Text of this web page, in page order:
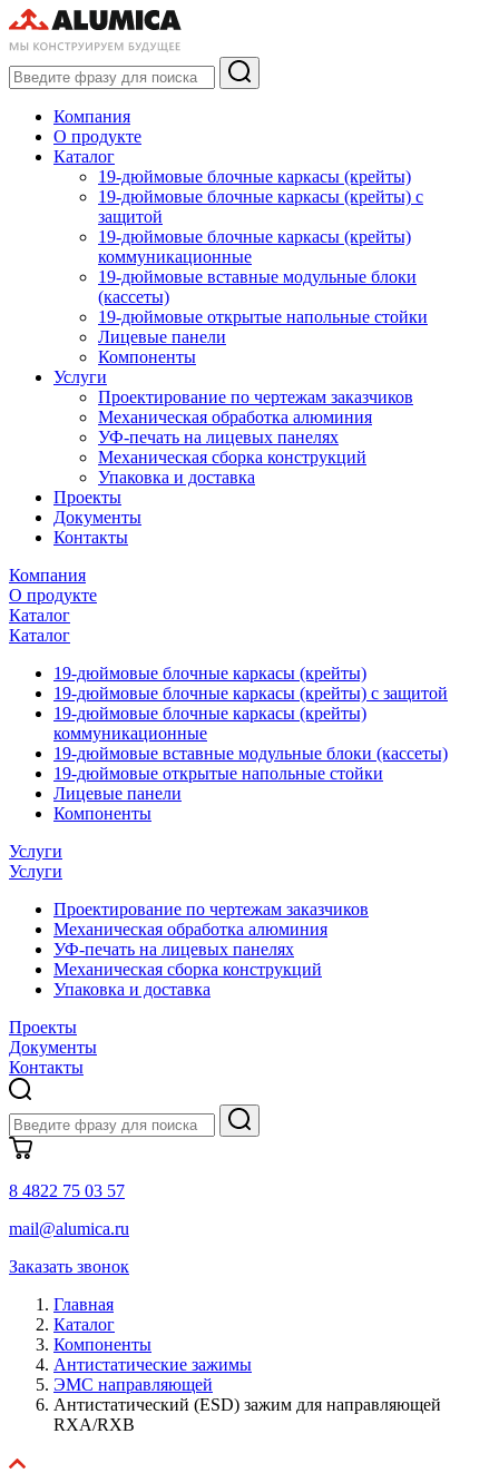
Компания
О продукте
Каталог
19-дюймовые блочные каркасы (крейты)
19-дюймовые блочные каркасы (крейты) с
защитой
19-дюймовые блочные каркасы (крейты)
коммуникационные
19-дюймовые вставные модульные блоки
(кассеты)
19-дюймовые открытые напольные стойки
Лицевые панели
Компоненты
Услуги
Проектирование по чертежам заказчиков
Механическая обработка алюминия
УФ-печать на лицевых панелях
Механическая сборка конструкций
Упаковка и доставка
Проекты
Документы
Контакты
Компания
О продукте
Каталог
Каталог
19-дюймовые блочные каркасы (крейты)
19-дюймовые блочные каркасы (крейты) с защитой
19-дюймовые блочные каркасы (крейты)
коммуникационные
19-дюймовые вставные модульные блоки (кассеты)
19-дюймовые открытые напольные стойки
Лицевые панели
Компоненты
Услуги
Услуги
Проектирование по чертежам заказчиков
Механическая обработка алюминия
УФ-печать на лицевых панелях
Механическая сборка конструкций
Упаковка и доставка
Проекты
Документы
Контакты
8 4822 75 03 57
mail@alumica.ru
Заказать звонок
Главная
Каталог
Компоненты
Антистатические зажимы
ЭМС направляющей
Антистатический (ESD) зажим для направляющей
RXA/RXB